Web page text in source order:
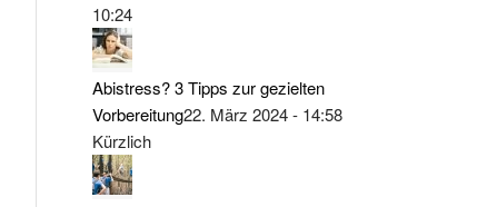
10:24
Abistress? 3 Tipps zur gezielten
Vorbereitung22. März 2024 - 14:58
Kürzlich